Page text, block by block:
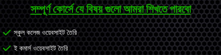
সম্পূর্ণ কোর্সে যে বিষয় গুলো আমরা শিখতে পারবো
স্কুল কলেজ ওয়েবসাইট তৈরি
ই কমার্স ওয়েবসাইট তৈরি